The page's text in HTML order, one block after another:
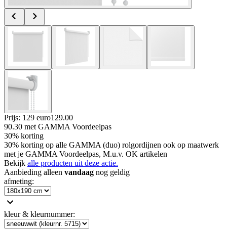
Prijs: 129 euro129.00
90.30 met GAMMA Voordeelpas
30% korting
30% korting op alle GAMMA (duo) rolgordijnen ook op maatwerk
met je GAMMA Voordeelpas, M.u.v. OK artikelen
Bekijk alle producten uit deze actie.
Aanbieding alleen vandaag nog geldig
afmeting:
kleur & kleurnummer: